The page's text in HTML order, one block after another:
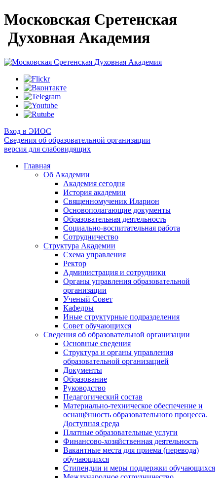
Московская Сретенская
Духовная Академия
Вход в ЭИОС
Сведения об образовательной организации
версия для слабовидящих
Главная
Об Академии
Академия сегодня
История академии
Священномученик Иларион
Основополагающие документы
Образовательная деятельность
Социально-воспитательная работа
Сотрудничество
Структура Академии
Схема управления
Ректор
Администрация и сотрудники
Органы управления образовательной
организации
Ученый Совет
Кафедры
Иные структурные подразделения
Совет обучающихся
Сведения об образовательной организации
Основные сведения
Структура и органы управления
образовательной организацией
Документы
Образование
Руководство
Педагогический состав
Материально-техническое обеспечение и
оснащённость образовательного процесса.
Доступная среда
Платные образовательные услуги
Финансово-хозяйственная деятельность
Вакантные места для приема (перевода)
обучающихся
Стипендии и меры поддержки обучающихся